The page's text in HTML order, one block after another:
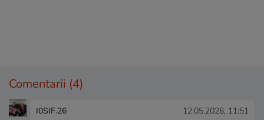
Comentarii (4)
I0SIF.26 12.05.2026, 11:51